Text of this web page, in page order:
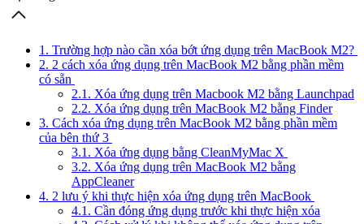
1. Trường hợp nào cần xóa bớt ứng dụng trên MacBook M2?
2. 2 cách xóa ứng dụng trên MacBook M2 bằng phần mềm
có sẵn
2.1. Xóa ứng dụng trên Macbook M2 bằng Launchpad
2.2. Xóa ứng dụng trên MacBook M2 bằng Finder
3. Cách xóa ứng dụng trên MacBook M2 bằng phần mềm
của bên thứ 3
3.1. Xóa ứng dụng bằng CleanMyMac X
3.2. Xóa ứng dụng trên MacBook M2 bằng
AppCleaner
4. 2 lưu ý khi thực hiện xóa ứng dụng trên MacBook
4.1. Cần đóng ứng dụng trước khi thực hiện xóa